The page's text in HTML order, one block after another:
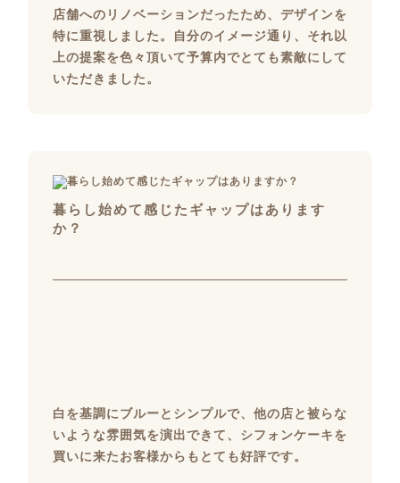
店舗へのリノベーションだったため、デザインを
特に重視しました。自分のイメージ通り、それ以
上の提案を色々頂いて予算内でとても素敵にして
いただきました。
暮らし始めて感じたギャップはあります
か？
白を基調にブルーとシンプルで、他の店と被らな
いような雰囲気を演出できて、シフォンケーキを
買いに来たお客様からもとても好評です。